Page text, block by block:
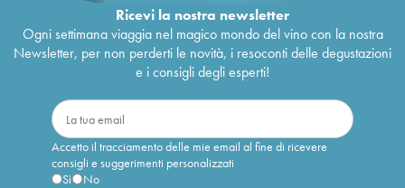
Ricevi la nostra newsletter
Ogni settimana viaggia nel magico mondo del vino con la nostra
Newsletter, per non perderti le novità, i resoconti delle degustazioni
e i consigli degli esperti!
Accetto il tracciamento delle mie email al fine di ricevere
consigli e suggerimenti personalizzati
Sì
No